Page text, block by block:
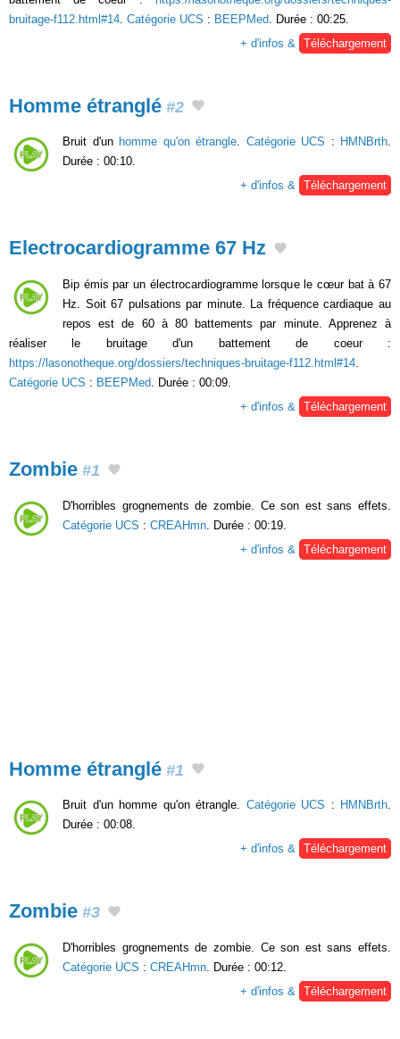
bruitage-f112.html#14 Catégorie UCS : BEEPMed . Durée : 00:25.
+ d'infos &
Téléchargement
Homme étranglé #2
Bruit d'un homme qu'on étrangle. Catégorie UCS : HMNBrth.
Durée : 00:10.
+ d'infos & Téléchargement
Electrocardiogramme 67 Hz
Bip émis par un électrocardiogramme lorsque le cœur bat à 67
Hz. Soit 67 pulsations par minute. La fréquence cardiaque au
repos est de 60 à 80 battements par minute. Apprenez à
réaliser le bruitage d'un battement de coeur :
https://lasonotheque.org/dossiers/techniques-bruitage-f112.html#14
Catégorie UCS : BEEPMed . Durée : 00:09.
+ d'infos &
Téléchargement
Zombie #1
D'horribles grognements de zombie. Ce son est sans effets.
Catégorie UCS : CREAHmn . Durée : 00:19.
+ d'infos &
Téléchargement
Homme étranglé #1
Bruit d'un homme qu'on étrangle. Catégorie UCS : HMNBrth.
Durée : 00:08.
+ d'infos & Téléchargement
Zombie #3
D'horribles grognements de zombie. Ce son est sans effets.
Catégorie UCS : CREAHmn . Durée : 00:12.
+ d'infos &
Téléchargement